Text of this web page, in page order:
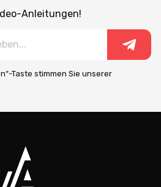
Anleitungen!
Taste stimmen Sie unserer